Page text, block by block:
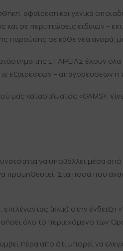
αφαίρεση και γενικά
σε περιπτώσεις ειδικών –
παρούσης σε κάθε νέα αγορά,
της ΕΤΑΙΡΕΙΑΣ έχουν
εξαιρέσεων – απαγορεύσεων ή
μας καταστήματος «GAMS»,
να υποβάλλει μέσα
προμηθευτεί. Στα ποσά που
(κλικ) στην
όλο το περιεχόμενο των
πέρα από ότι μπορεί να